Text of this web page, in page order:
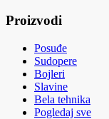
Proizvodi
Posuđe
Sudopere
Bojleri
Slavine
Bela tehnika
Pogledaj sve